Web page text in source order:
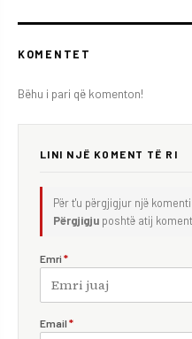
KOMENTET
Bëhu i pari që komenton!
LINI NJË KOMENT TË RI
Për t'u përgjigjur një
Përgjigju poshtë atij
Emri *
Email *